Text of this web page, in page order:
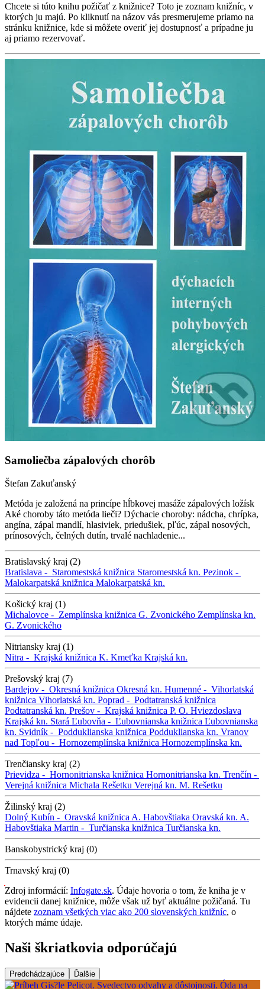
Chcete si túto knihu požičať z knižnice? Toto je zoznam knižníc, v
ktorých ju majú. Po kliknutí na názov vás presmerujeme priamo na
stránku knižnice, kde si môžete overiť jej dostupnosť a prípadne ju
aj priamo rezervovať.
Samoliečba zápalových chorôb
Štefan Zakuťanský
Metóda je založená na princípe hĺbkovej masáže zápalových ložísk
Aké choroby táto metóda lieči? Dýchacie choroby: nádcha, chrípka,
angína, zápal mandlí, hlasiviek, priedušiek, pľúc, zápal nosových,
prínosových, čelných dutín, trvalé nachladenie...
Bratislavský kraj (2)
Bratislava - Staromestská knižnica Staromestská kn. Pezinok -
Malokarpatská knižnica Malokarpatská kn.
Košický kraj (1)
Michalovce - Zemplínska knižnica G. Zvonického Zemplínska kn.
G. Zvonického
Nitriansky kraj (1)
Nitra - Krajská knižnica K. Kmeťka Krajská kn.
Prešovský kraj (7)
Bardejov - Okresná knižnica Okresná kn. Humenné - Vihorlatská
knižnica Vihorlatská kn. Poprad - Podtatranská knižnica
Podtatranská kn. Prešov - Krajská knižnica P. O. Hviezdoslava
Krajská kn. Stará Ľubovňa - Ľubovnianska knižnica Ľubovnianska
kn. Svidník - Podduklianska knižnica Podduklianska kn. Vranov
nad Topľou - Hornozemplínska knižnica Hornozemplínska kn.
Trenčiansky kraj (2)
Prievidza - Hornonitrianska knižnica Hornonitrianska kn. Trenčín -
Verejná knižnica Michala Rešetku Verejná kn. M. Rešetku
Žilinský kraj (2)
Dolný Kubín - Oravská knižnica A. Habovštiaka Oravská kn. A.
Habovštiaka Martin - Turčianska knižnica Turčianska kn.
Banskobystrický kraj (0)
Trnavský kraj (0)
Zdroj informácií: Infogate.sk. Údaje hovoria o tom, že kniha je v
evidencii danej knižnice, môže však už byť aktuálne požičaná. Tu
nájdete zoznam všetkých viac ako 200 slovenských knižníc, o
ktorých máme údaje.
Naši škriatkovia odporúčajú
Predchádzajúce Ďalšie